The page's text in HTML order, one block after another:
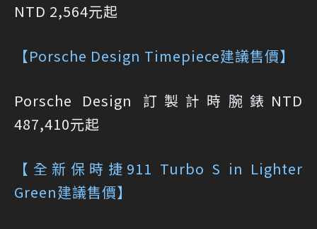
NTD 2,564元起
【Porsche Design Timepiece建議售價】
Porsche Design 訂製計時腕錶NTD
487,410元起
【全新保時捷911 Turbo S in Lighter
Green建議售價】